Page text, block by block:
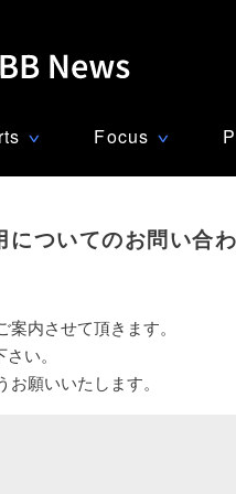
∨ Focus ∨
についてのお問い合
内させて頂きます。
い。
願いいたします。